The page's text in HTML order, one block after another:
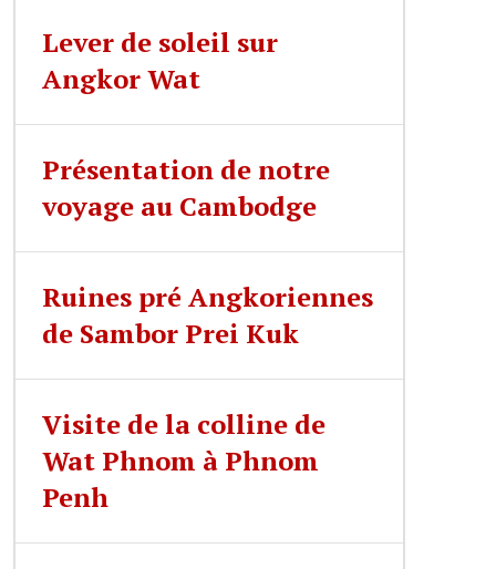
Lever de soleil sur
Angkor Wat
Présentation de notre
voyage au Cambodge
Ruines pré Angkoriennes
de Sambor Prei Kuk
Visite de la colline de
Wat Phnom à Phnom
Penh